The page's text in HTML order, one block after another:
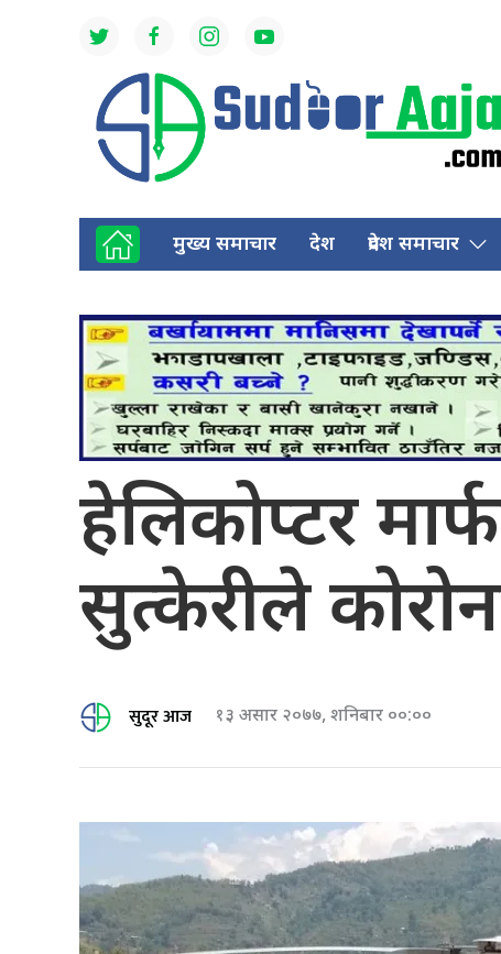
मुख्य समाचार देश प्रदेश समाचार
हेलिकोप्टर
सुत्केरीले
सुदूर आज १३ असार २०७७, शनिबार ००:००